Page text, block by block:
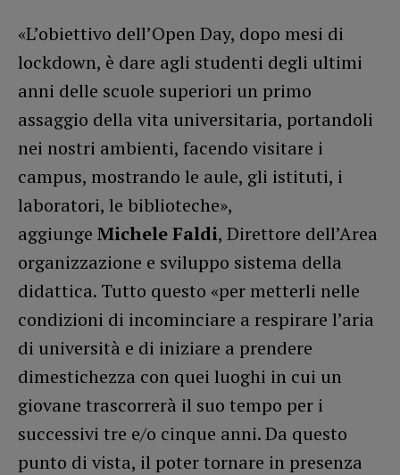
«L’obiettivo dell’Open Day, dopo mesi di
lockdown, è dare agli studenti degli ultimi
anni delle scuole superiori un primo
assaggio della vita universitaria, portandoli
nei nostri ambienti, facendo visitare i
campus, mostrando le aule, gli istituti, i
laboratori, le biblioteche»,
aggiunge Michele Faldi, Direttore dell’Area
organizzazione e sviluppo sistema della
didattica. Tutto questo «per metterli nelle
condizioni di incominciare a respirare l’aria
di università e di iniziare a prendere
dimestichezza con quei luoghi in cui un
giovane trascorrerà il suo tempo per i
successivi tre e/o cinque anni. Da questo
punto di vista, il poter tornare in presenza